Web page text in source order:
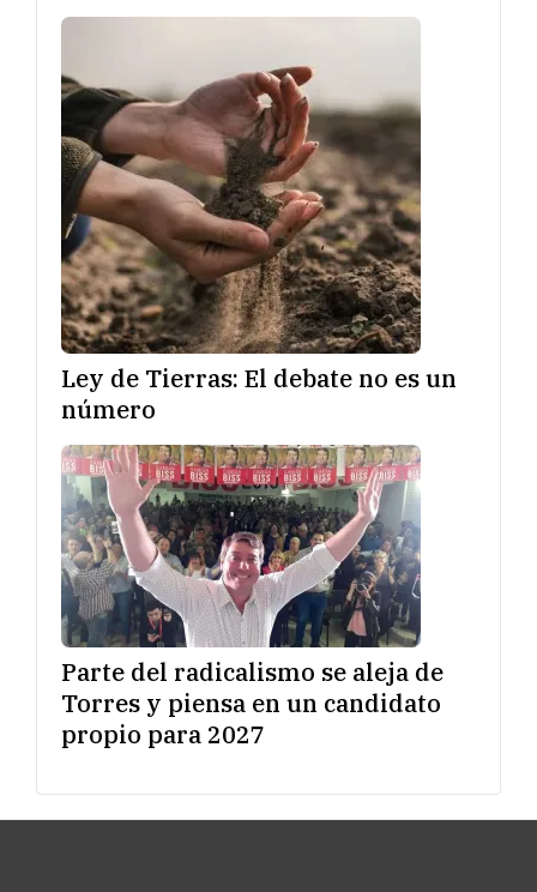
Ley de Tierras: El debate no es un
número
Parte del radicalismo se aleja de
Torres y piensa en un candidato
propio para 2027